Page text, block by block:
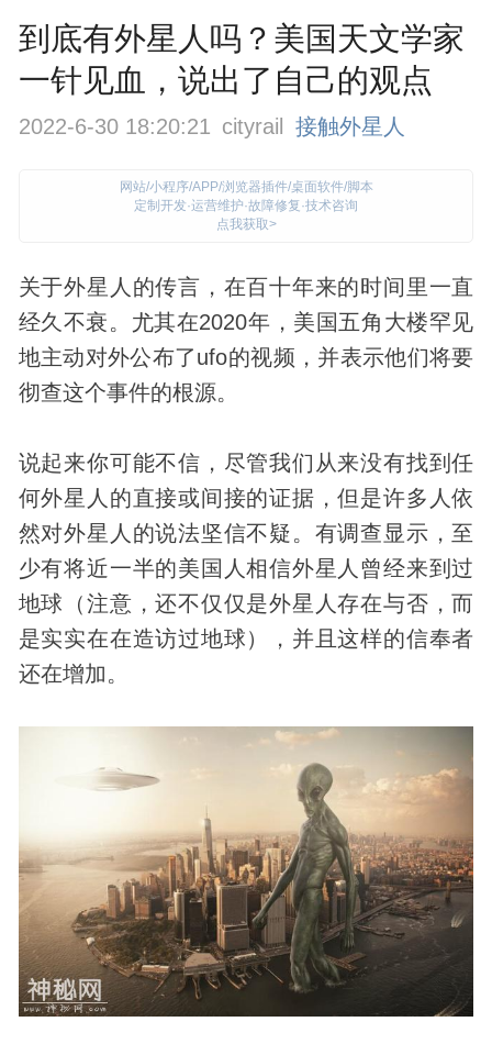
到底有外星人吗？美国天文学家
一针见血，说出了自己的观点
2022-6-30 18:20:21 cityrail 接触外星人
网站/小程序/APP/浏览器插件/桌面软件/脚本
定制开发·运营维护·故障修复·技术咨询
点我获取>
关于外星人 的传言，在百十年来的时间里一直
经久不衰。尤其在2020年，美国五角大楼罕见
地主动对外公布了ufo的视频，并表示他们将要
彻查这个事件的根源。
说起来你可能不信，尽管我们从来没有找到任
何外星人的直接或间接的证据，但是许多人依
然对外星人的说法坚信不疑。有调查显示，至
少有将近一半的美国人相信外星人曾经来到过
地球（注意，还不仅仅是外星人存在与否，而
是实实在在造访过地球），并且这样的信奉者
还在增加。